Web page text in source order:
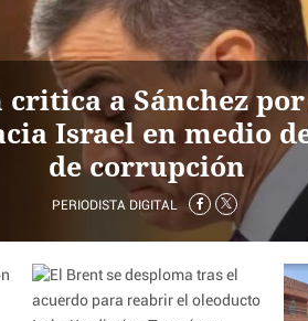
critica a Sánchez
Israel en medio
de corrupción
PERIODISTA DIGITAL